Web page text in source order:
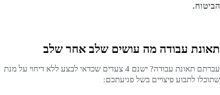
הביטוח.
תאונת עבודה מה עושים שלב אחר שלב
עברתם תאונת עבודה? ישנם 4 צעדים שכדאי לבצע ללא דיחוי על מנת
שתוכלו לתבוע פיצויים בשל פגיעתכם: